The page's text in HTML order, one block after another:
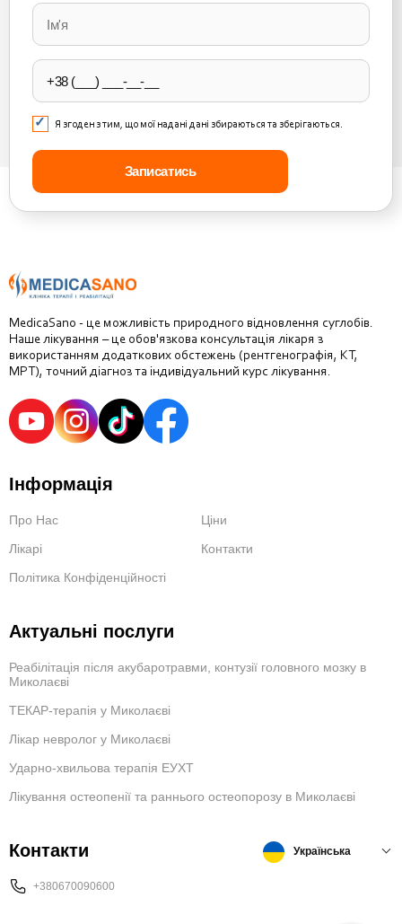
leave
this
field
empty.
Я згоден з тим, що мої надані дані збираються та зберігаються.
MedicaSano - це можливість природного відновлення суглобів.
Наше лікування – це обов'язкова консультація лікаря з
використанням додаткових обстежень (рентгенографія, КТ,
МРТ), точний діагноз та індивідуальний курс лікування.
Інформація
Про Нас
Ціни
Лікарі
Контакти
Політика Конфіденційності
Актуальні послуги
Реабілітація після акубаротравми, контузії головного мозку в
Миколаєві
ТЕКАР-терапія у Миколаєві
Лікар невролог у Миколаєві
Ударно-хвильова терапія ЕУХТ
Лікування остеопенії та раннього остеопорозу в Миколаєві
Контакти
+380670090600
Українська